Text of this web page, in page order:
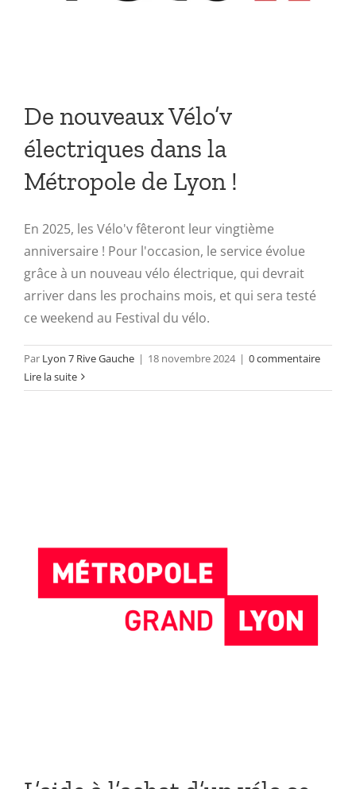
De nouveaux Vélo’v
électriques dans la
Métropole de Lyon !
En 2025, les Vélo'v fêteront leur vingtième
anniversaire ! Pour l'occasion, le service évolue
grâce à un nouveau vélo électrique, qui devrait
arriver dans les prochains mois, et qui sera testé
ce weekend au Festival du vélo.
Par Lyon 7 Rive Gauche | 18 novembre 2024 | 0 commentaire
Lire la suite